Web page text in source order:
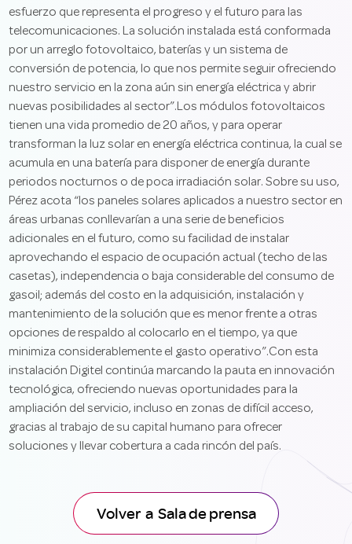
esfuerzo que representa el progreso y el futuro para las
telecomunicaciones. La solución instalada está conformada
por un arreglo fotovoltaico, baterías y un sistema de
conversión de potencia, lo que nos permite seguir ofreciendo
nuestro servicio en la zona aún sin energía eléctrica y abrir
nuevas posibilidades al sector”.Los módulos fotovoltaicos
tienen una vida promedio de 20 años, y para operar
transforman la luz solar en energía eléctrica continua, la cual se
acumula en una batería para disponer de energía durante
periodos nocturnos o de poca irradiación solar. Sobre su uso,
Pérez acota “los paneles solares aplicados a nuestro sector en
áreas urbanas conllevarían a una serie de beneficios
adicionales en el futuro, como su facilidad de instalar
aprovechando el espacio de ocupación actual (techo de las
casetas), independencia o baja considerable del consumo de
gasoil; además del costo en la adquisición, instalación y
mantenimiento de la solución que es menor frente a otras
opciones de respaldo al colocarlo en el tiempo, ya que
minimiza considerablemente el gasto operativo”.Con esta
instalación Digitel continúa marcando la pauta en innovación
tecnológica, ofreciendo nuevas oportunidades para la
ampliación del servicio, incluso en zonas de difícil acceso,
gracias al trabajo de su capital humano para ofrecer
soluciones y llevar cobertura a cada rincón del país.
Volver a Sala de prensa